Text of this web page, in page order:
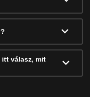
itt válasz, mit